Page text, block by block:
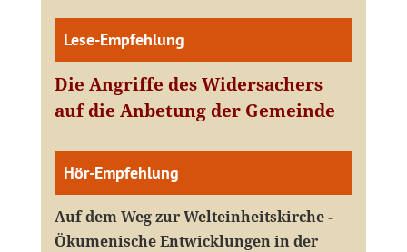
Lese-Empfehlung
Die Angriffe des Widersachers
auf die Anbetung der Gemeinde
Hör-Empfehlung
Auf dem Weg zur Welteinheitskirche -
Ökumenische Entwicklungen in der